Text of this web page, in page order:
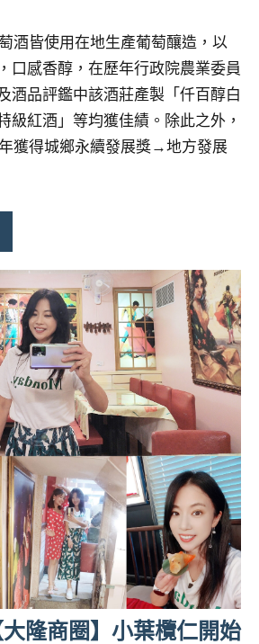
酒皆使用在地生產葡萄釀造，以
口感香醇，在歷年行政院農業委員
酒品評鑑中該酒莊產製「仟百醇白
級紅酒」等均獲佳績。除此之外，
獲得城鄉永續發展獎→地方發展
隆商圈】小葉欖仁開始